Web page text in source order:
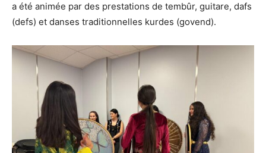
a été animée par des prestations de tembûr, guitare, dafs
(defs) et danses traditionnelles kurdes (govend).